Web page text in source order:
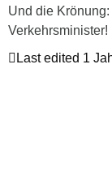
Und die
Verkehrsminister!
Last edited 1